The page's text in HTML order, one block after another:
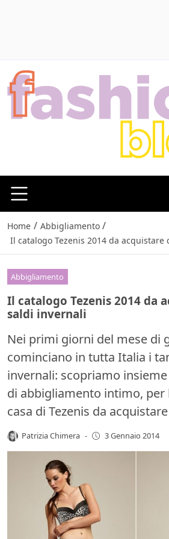
Home / Abbigliamento /
Il catalogo Tezenis 2014 da
Abbigliamento
Il catalogo Tezenis 2014 da
saldi invernali
Nei primi giorni del mese di
cominciano in tutta Italia i
invernali: scopriamo
di abbigliamento intimo, per
casa di Tezenis da
Patrizia Chimera - 3 Gennaio 2014